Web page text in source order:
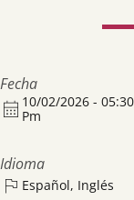
Fecha
10/02/2026 - 05:30
Pm
Idioma
Español, Inglés